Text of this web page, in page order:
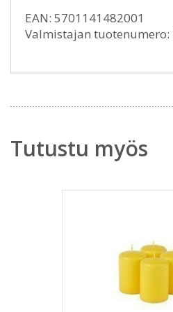
EAN: 5701141482001
Valmistajan tuotenumero:
Tutustu myös